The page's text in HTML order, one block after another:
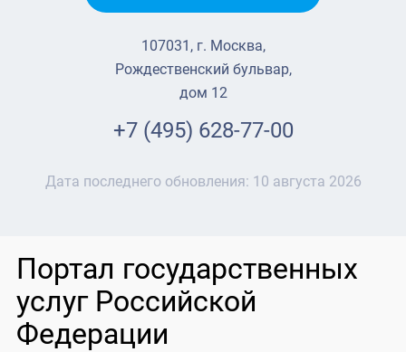
107031, г. Москва,
Рождественский бульвар,
дом 12
+7 (495) 628-77-00
Дата последнего обновления: 10 августа 2026
Портал государственных
услуг Российской
Федерации